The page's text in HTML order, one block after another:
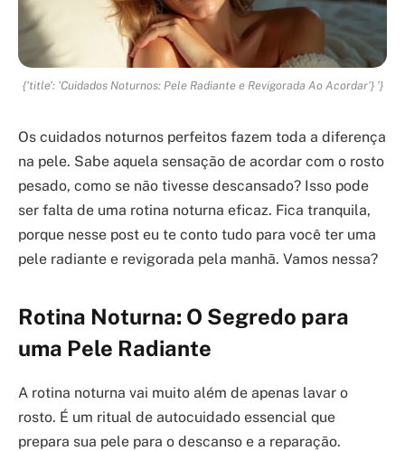
{'title': 'Cuidados Noturnos: Pele Radiante e Revigorada Ao Acordar'} '}
Os cuidados noturnos perfeitos fazem toda a diferença
na pele. Sabe aquela sensação de acordar com o rosto
pesado, como se não tivesse descansado? Isso pode
ser falta de uma rotina noturna eficaz. Fica tranquila,
porque nesse post eu te conto tudo para você ter uma
pele radiante e revigorada pela manhã. Vamos nessa?
Rotina Noturna: O Segredo para
uma Pele Radiante
A rotina noturna vai muito além de apenas lavar o
rosto. É um ritual de autocuidado essencial que
prepara sua pele para o descanso e a reparação.